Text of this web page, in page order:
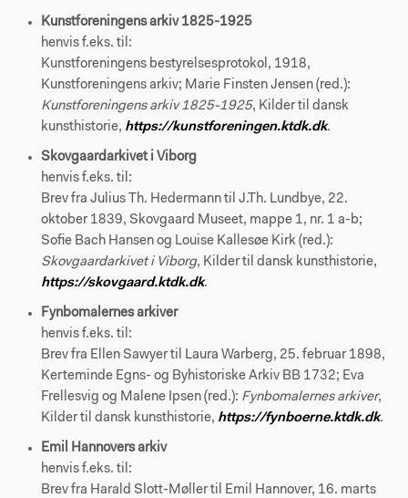
Kunstforeningens arkiv 1825-1925
henvis f.eks. til:
Kunstforeningens bestyrelsesprotokol, 1918,
Kunstforeningens arkiv; Marie Finsten Jensen (red.):
Kunstforeningens arkiv 1825-1925, Kilder til dansk
kunsthistorie, https://kunstforeningen.ktdk.dk.
Skovgaardarkivet i Viborg
henvis f.eks. til:
Brev fra Julius Th. Hedermann til J.Th. Lundbye, 22.
oktober 1839, Skovgaard Museet, mappe 1, nr. 1 a-b;
Sofie Bach Hansen og Louise Kallesøe Kirk (red.):
Skovgaardarkivet i Viborg, Kilder til dansk kunsthistorie,
https://skovgaard.ktdk.dk.
Fynbomalernes arkiver
henvis f.eks. til:
Brev fra Ellen Sawyer til Laura Warberg, 25. februar 1898,
Kerteminde Egns- og Byhistoriske Arkiv BB 1732; Eva
Frellesvig og Malene Ipsen (red.): Fynbomalernes arkiver,
Kilder til dansk kunsthistorie, https://fynboerne.ktdk.dk.
Emil Hannovers arkiv
henvis f.eks. til:
Brev fra Harald Slott-Møller til Emil Hannover, 16. marts